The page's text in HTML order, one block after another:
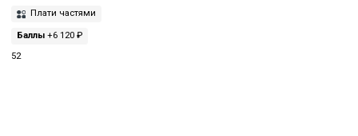
Плати частями
Баллы +6 120 ₽
52